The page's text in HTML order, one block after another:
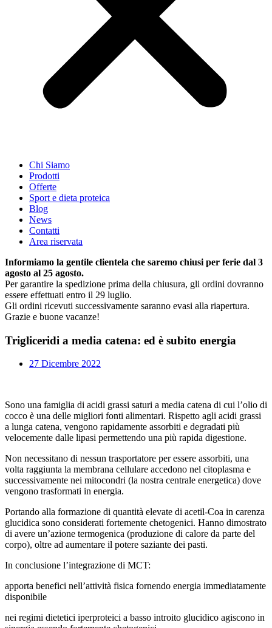
Chi Siamo
Prodotti
Offerte
Sport e dieta proteica
Blog
News
Contatti
Area riservata
Informiamo la gentile clientela che saremo chiusi per ferie dal 3
agosto al 25 agosto.
Per garantire la spedizione prima della chiusura, gli ordini dovranno
essere effettuati entro il 29 luglio.
Gli ordini ricevuti successivamente saranno evasi alla riapertura.
Grazie e buone vacanze!
Trigliceridi a media catena: ed è subito energia
27 Dicembre 2022
Sono una famiglia di acidi grassi saturi a media catena di cui l’olio di
cocco è una delle migliori fonti alimentari. Rispetto agli acidi grassi
a lunga catena, vengono rapidamente assorbiti e degradati più
velocemente dalle lipasi permettendo una più rapida digestione.
Non necessitano di nessun trasportatore per essere assorbiti, una
volta raggiunta la membrana cellulare accedono nel citoplasma e
successivamente nei mitocondri (la nostra centrale energetica) dove
vengono trasformati in energia.
Portando alla formazione di quantità elevate di acetil-Coa in carenza
glucidica sono considerati fortemente chetogenici. Hanno dimostrato
di avere un’azione termogenica (produzione di calore da parte del
corpo), oltre ad aumentare il potere saziante dei pasti.
In conclusione l’integrazione di MCT:
apporta benefici nell’attività fisica fornendo energia immediatamente
disponibile
nei regimi dietetici iperproteici a basso introito glucidico agiscono in